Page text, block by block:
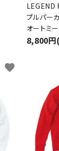
LEGEND
プルパー
オートミ
8,800円
favorite